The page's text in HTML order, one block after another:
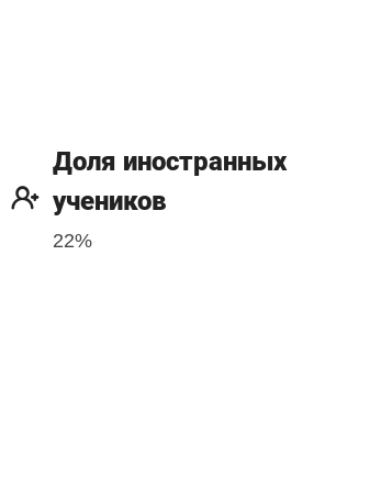
Доля иностранных
учеников
22%